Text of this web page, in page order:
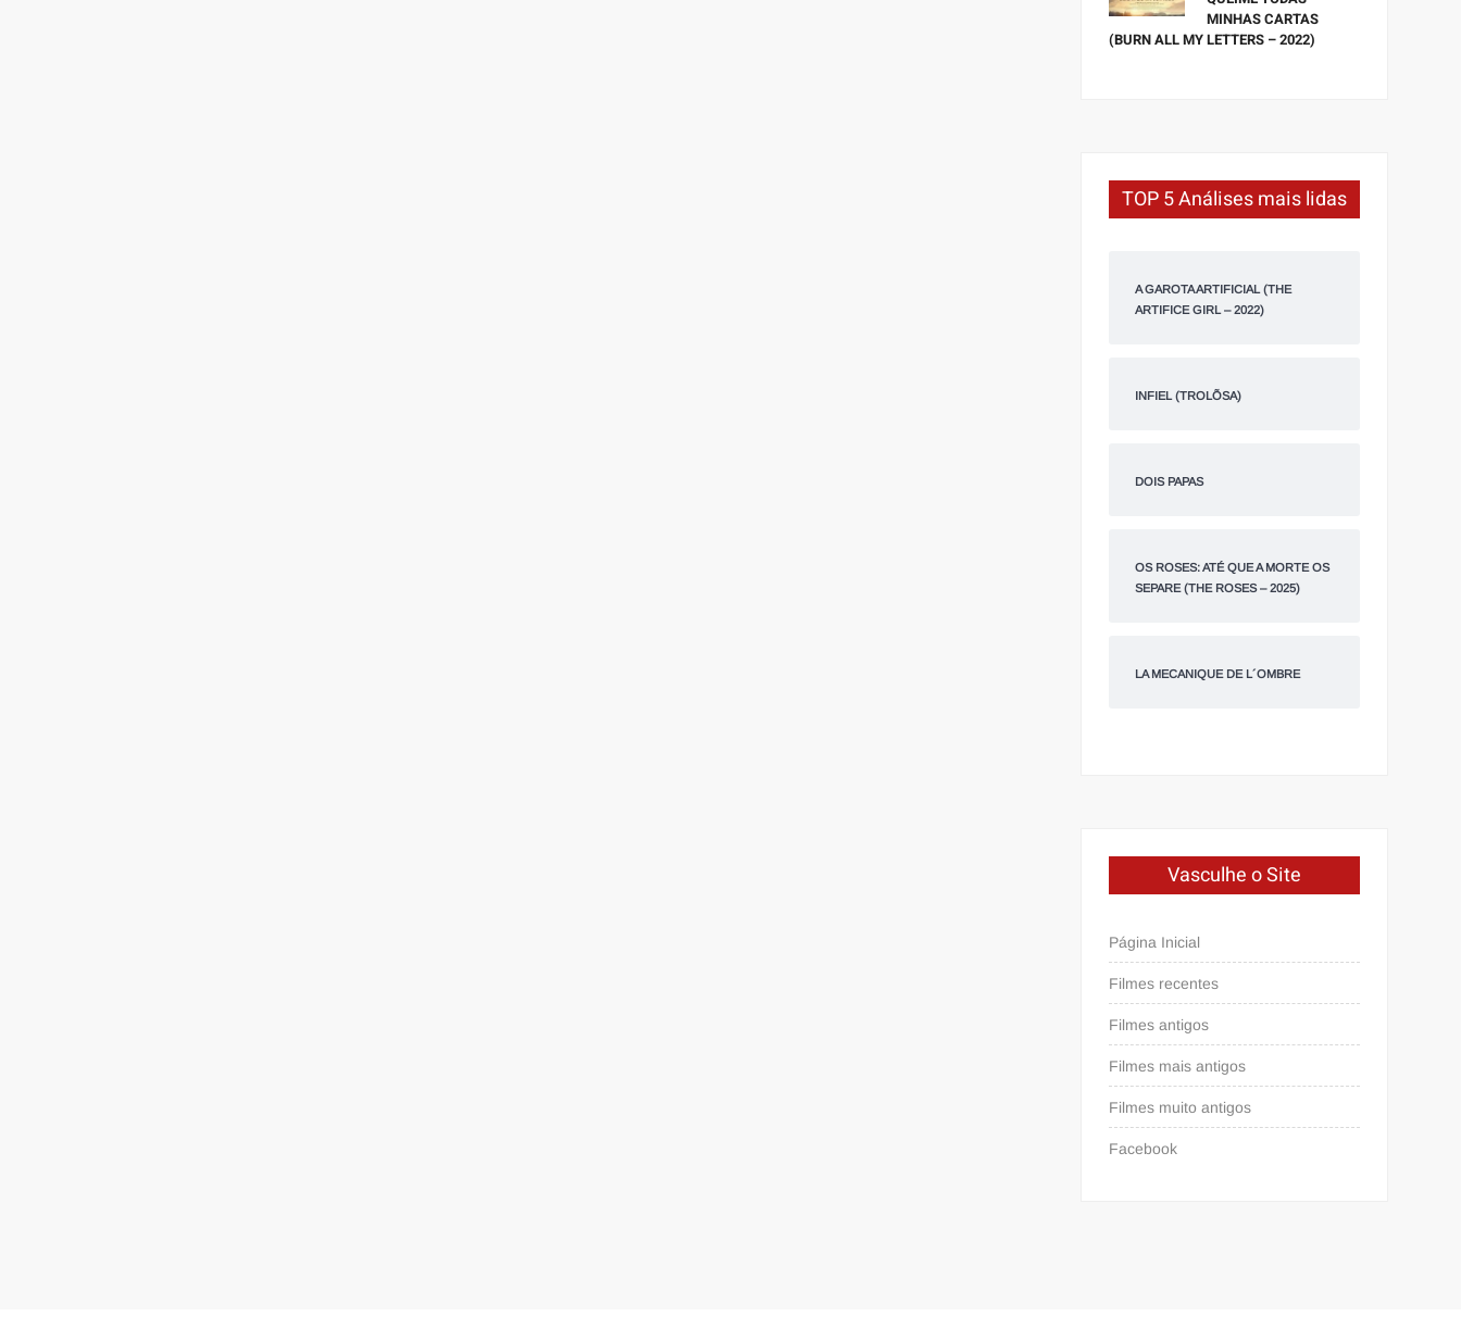
MINHAS CARTAS
(BURN ALL MY LETTERS – 2022)
TOP 5 Análises mais lidas
A GAROTA ARTIFICIAL (THE
ARTIFICE GIRL – 2022)
INFIEL (TROLÕSA)
DOIS PAPAS
OS ROSES: ATÉ QUE A MORTE OS
SEPARE (THE ROSES – 2025)
LA MECANIQUE DE L´OMBRE
Vasculhe o Site
Página Inicial
Filmes recentes
Filmes antigos
Filmes mais antigos
Filmes muito antigos
Facebook